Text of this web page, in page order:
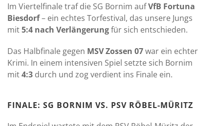
Im Viertelfinale traf die SG Bornim aufVfB Fortuna
Biesdorf– ein echtes Torfestival, das unsere Jungs
mit5:4 nach Verlängerungfür sich entschieden.
Das Halbfinale gegen MSV Zossen 07war ein echter
Krimi. In einem intensiven Spiel setzte sich Bornim
mit4:3 durch und zog verdient ins Finale ein.
FINALE: SG BORNIM VS. PSV RÖBEL-MÜRITZ